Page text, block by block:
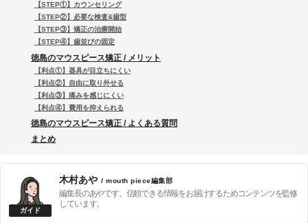
【STEP①】カウンセリング
【STEP②】必要な検査&歯型
【STEP③】矯正の治療開始
【STEP④】歯並びの固定
徳島のマウスピース矯正 / メリット
【利点①】器具が目立ちにくい
【利点②】自由に取り外せる
【利点③】痛みを感じにくい
【利点④】費用を抑えられる
徳島のマウスピース矯正 / よくある質問
まとめ
木村あや / mouth piece編集部
編集長のあやです。信頼できる情報をお届けするためコンテンツを監修
しています。